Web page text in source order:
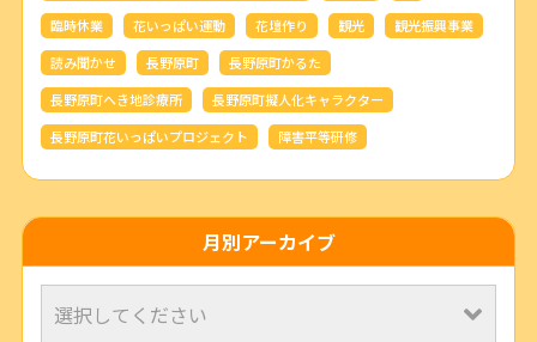
臨時休業
花いっぱい運動 花壇作り 観光
観光振興事業
読み聞かせ
長野原町
長野原町かるた
長野原町へき地診療所
長野原町擬人化キャラクター
長野原町花いっぱいプロジェクト
障害平等研修
月別アーカイブ